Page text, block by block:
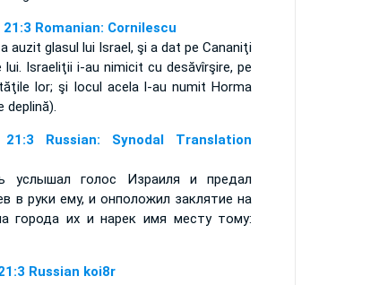
Romanian: Cornilescu
auzit glasul lui Israel, şi a dat pe Cananiţi
lui. Israeliţii i-au nimicit cu desăvîrşire, pe
lor; şi locul acela l-au numit Horma
deplină).
Russian: Synodal Translation
услышал голос Израиля и предал
в руки ему, и онположил заклятие на
города их и нарек имя месту тому:
Russian koi8r